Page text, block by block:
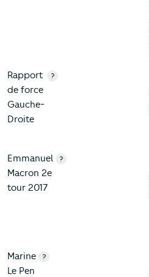
Rapport
de force
Gauche-
Droite
?
Emmanuel
Macron 2e
tour 2017
?
Marine
Le Pen
?